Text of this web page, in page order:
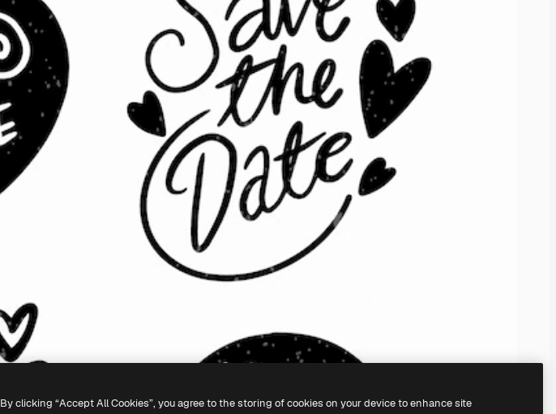
By clicking “Accept All Cookies”, you agree to the storing of cookies on your device to enhance site